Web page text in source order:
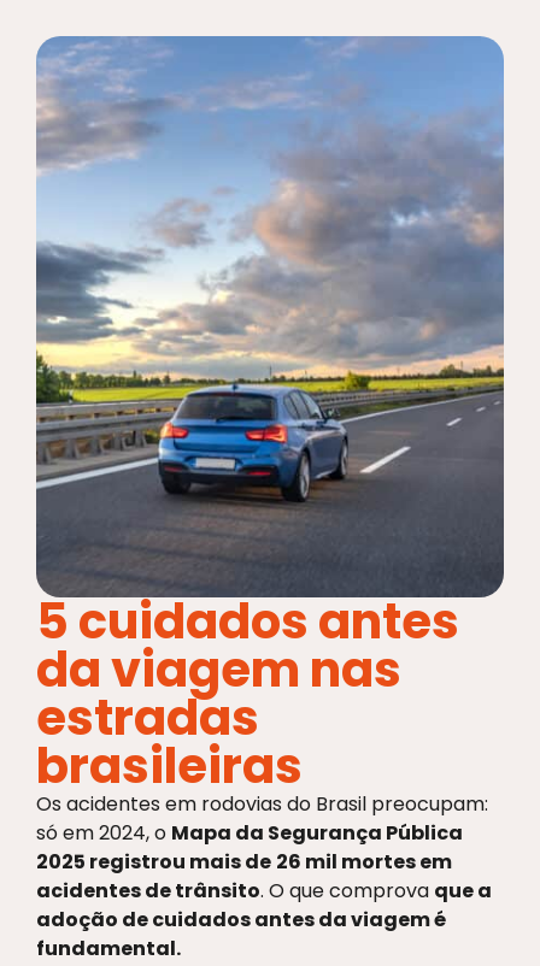
5 cuidados antes
da viagem nas
estradas
brasileiras
Os acidentes em rodovias do Brasil preocupam:
só em 2024, o Mapa da Segurança Pública
2025 registrou mais de 26 mil mortes em
acidentes de trânsito. O que comprova que a
adoção de cuidados antes da viagem é
fundamental.